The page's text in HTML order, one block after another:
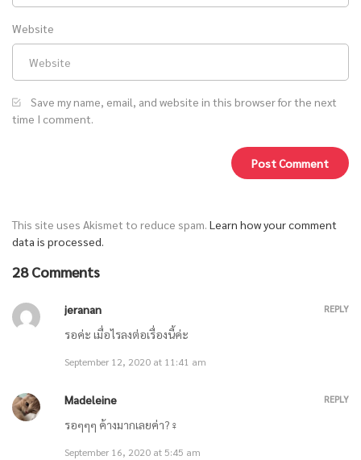
ตอนที่ 842 ความหวังเดียว / ตอนที่ 843 เธอเท่านั้นที่ไปได้
ตอนที่ 840 ตามคุณไปทุกหนแห่ง / ตอนที่ 841 เฮ่อหลานหยวนถูกจับแล้ว
ตอนที่ 836 การระเบิด / ตอนที่ 837 ฝูงชน
April 19, 2021
ตอนที่ 834 การประจันหน้าของเธอกับเฮ่อหลานหยวน / ตอนที่ 835 แค่ฆ่า
April 19, 2021
Website
Save my name, email, and website in this browser for the next
time I comment.
This site uses Akismet to reduce spam. Learn how your comment
data is processed.
28 Comments
jeranan
รอค่ะ เมื่อไรลงต่อเรื่องนี้ค่ะ
September 12, 2020 at 11:41 am
REPLY
Madeleine
รอๆๆๆ ค้างมากเลยค่า?‍♀️
September 16, 2020 at 5:45 am
REPLY